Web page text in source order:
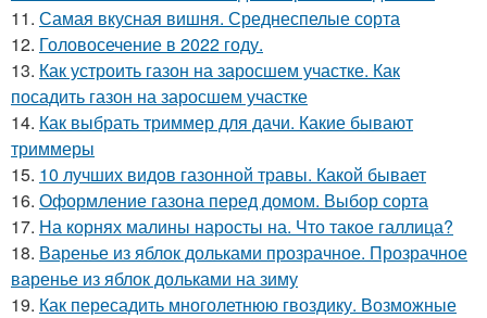
11. Самая вкусная вишня. Среднеспелые сорта
12. Головосечение в 2022 году.
13. Как устроить газон на заросшем участке. Как
посадить газон на заросшем участке
14. Как выбрать триммер для дачи. Какие бывают
триммеры
15. 10 лучших видов газонной травы. Какой бывает
16. Оформление газона перед домом. Выбор сорта
17. На корнях малины наросты на. Что такое галлица?
18. Варенье из яблок дольками прозрачное. Прозрачное
варенье из яблок дольками на зиму
19. Как пересадить многолетнюю гвоздику. Возможные